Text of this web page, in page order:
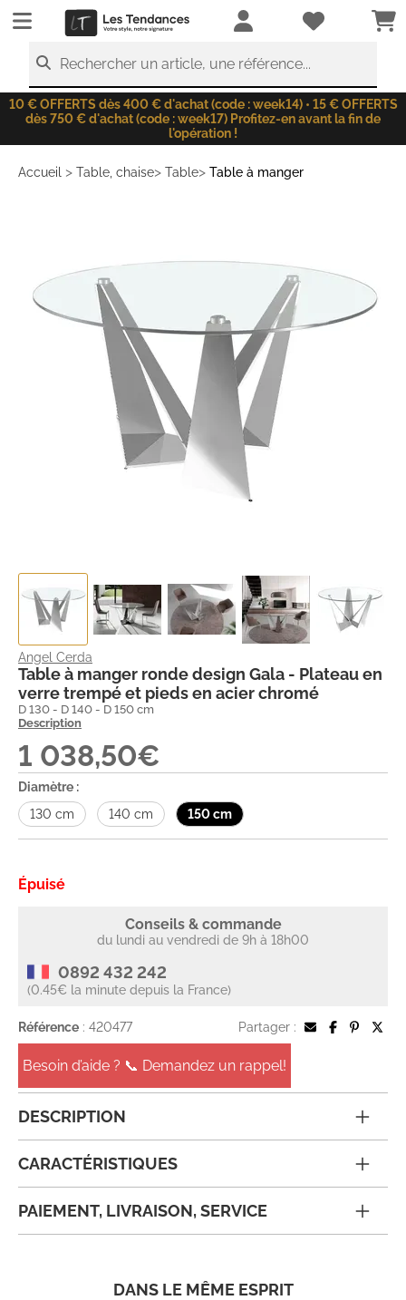
LesTendances.fr
Rechercher un article, une référence...
10 € OFFERTS dès 400 € d'achat (code : week14) • 15 € OFFERTS
dès 750 € d'achat (code : week17) Profitez-en avant la fin de
l'opération !
Accueil > Table, chaise> Table> Table à manger
Angel Cerda
Table à manger ronde design Gala - Plateau en
verre trempé et pieds en acier chromé
D 130 - D 140 - D 150 cm
Description
1 038,50€
Diamètre :
130 cm
140 cm 150 cm
Épuisé
Conseils & commande
du lundi au vendredi de 9h à 18h00
0892 432 242
(0.45€ la minute depuis la France)
Référence : 420477 Partager :
Besoin d’aide ? 📞 Demandez un rappel!
DESCRIPTION
CARACTÉRISTIQUES
PAIEMENT, LIVRAISON, SERVICE
DANS LE MÊME ESPRIT